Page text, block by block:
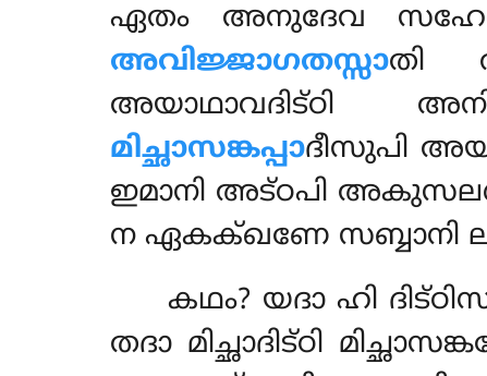
ഏതം അനുദേവ
അവിജ്ജാഗതസ്സാതി
അയാഥാവദിട്ഠി
മിച്ഛാസങ്കപ്പാദീസുപി
ഇമാനി അട്ഠപി
ന ഏകക്ഖണേ സബ്ബാനി
കഥം? യദാ ഹി
തദാ മിച്ഛാദിട്ഠി